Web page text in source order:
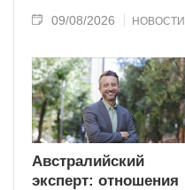
09/08/2026 НОВОСТИ
Австралийский
эксперт: отношения